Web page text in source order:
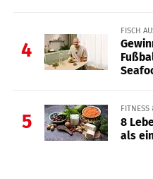
4
FISCH
5
FITNESS
8
als